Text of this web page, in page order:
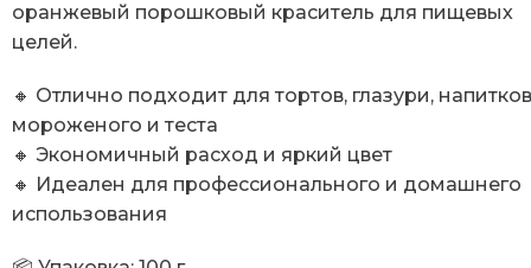
оранжевый порошковый краситель для пищевых
целей.
🔸 Отлично подходит для тортов, глазури,
мороженого и теста
🔸 Экономичный расход и яркий цвет
🔸 Идеален для профессионального и домашнего
использования